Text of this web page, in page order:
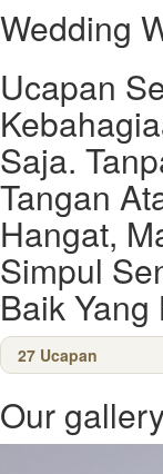
Wedding
Ucapan
Saja.
Tangan
Hangat,
Simpul
Baik
27 Ucapan
Our